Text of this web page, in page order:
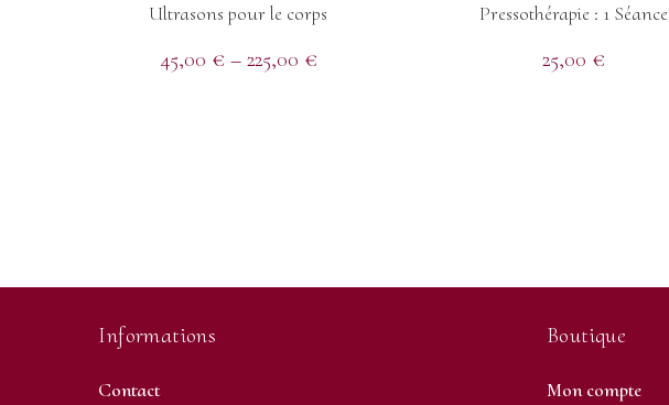
Ultrasons pour le corps
45,00 € – 225,00 €
Pressothérapie : 1 Séance
25,00 €
Informations
Contact
Boutique
Mon compte